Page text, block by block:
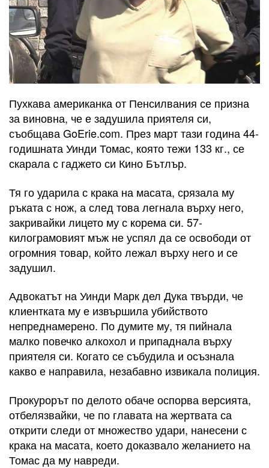
Пухкава американка от Пенсилвания се призна
за виновна, че е задушила приятеля си,
съобщава GoErie.com. През март тази година 44-
годишната Уинди Томас, която тежи 133 кг., се
скарала с гаджето си Кино Бътлър.
Тя го ударила с крака на масата, срязала му
ръката с нож, а след това легнала върху него,
закривайки лицето му с корема си. 57-
килограмовият мъж не успял да се освободи от
огромния товар, който лежал върху него и се
задушил.
Адвокатът на Уинди Марк дел Дука твърди, че
клиентката му е извършила убийството
непреднамерено. По думите му, тя пийнала
малко повечко алкохол и припаднала върху
приятеля си. Когато се събудила и осъзнала
какво е направила, незабавно извикала полиция.
Прокурорът по делото обаче оспорва версията,
отбелязвайки, че по главата на жертвата са
открити следи от множество удари, нанесени с
крака на масата, което доказвало желанието на
Томас да му навреди.